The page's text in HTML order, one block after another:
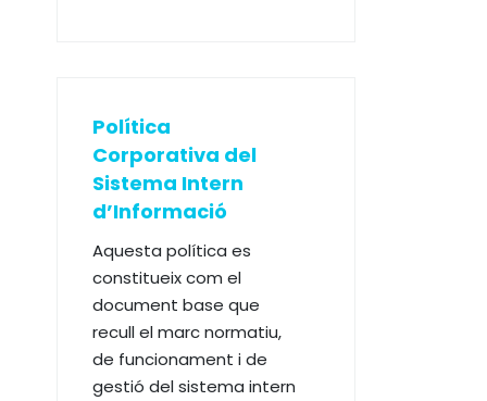
Política
Corporativa del
Sistema Intern
d’Informació
Aquesta política es
constitueix com el
document base que
recull el marc normatiu,
de funcionament i de
gestió del sistema intern